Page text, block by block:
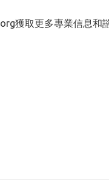
獲取更多專業信息和